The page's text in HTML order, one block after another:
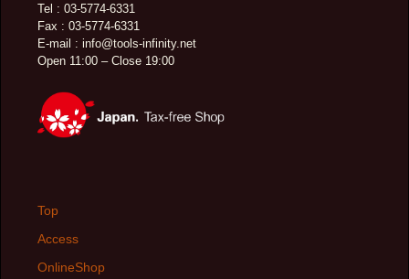
Tel : 03-5774-6331
Fax : 03-5774-6331
E-mail : info@tools-infinity.net
Open 11:00 – Close 19:00
Top
Access
OnlineShop